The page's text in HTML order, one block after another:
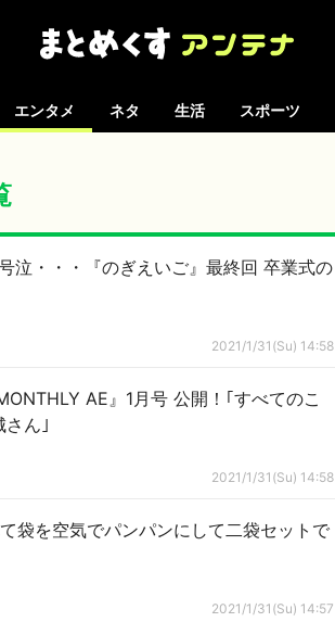
エンタメ ネタ 生活 スポーツ
泣・・・『のぎえいご』最終回 卒業式の
2021/1/31(Su) 14:58
AE』1月号 公開！｢すべてのこ
ん｣
2021/1/31(Su) 14:58
袋を空気でパンパンにして二袋セットで
2021/1/31(Su) 14:57